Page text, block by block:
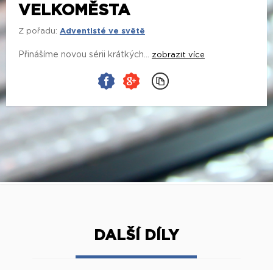
VELKOMĚSTA
Z pořadu: Adventisté ve světě
Přinášíme novou sérii krátkých... zobrazit více
DALŠÍ DÍLY